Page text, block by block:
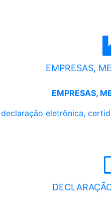
EMPRESAS,
EMPRESAS,
eletrônica,